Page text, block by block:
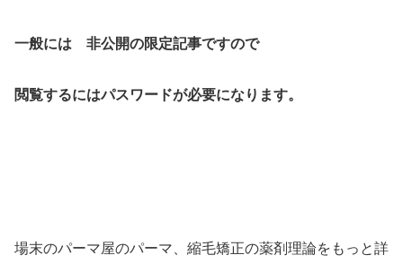
一般には 非公開の限定記事ですので
閲覧するにはパスワードが必要になります。
場末のパーマ屋のパーマ、縮毛矯正の薬剤理論をもっと詳